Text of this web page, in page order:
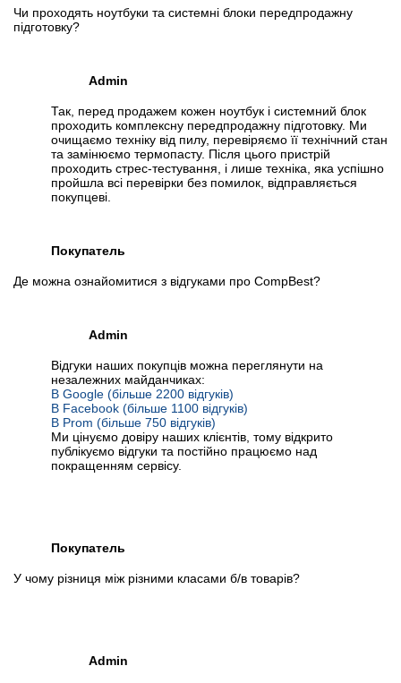
Чи проходять ноутбуки та системні блоки передпродажну
підготовку?
Admin
Так, перед продажем кожен ноутбук і системний блок
проходить комплексну передпродажну підготовку. Ми
очищаємо техніку від пилу, перевіряємо її технічний стан
та замінюємо термопасту. Після цього пристрій
проходить стрес-тестування, і лише техніка, яка успішно
пройшла всі перевірки без помилок, відправляється
покупцеві.
Покупатель
Де можна ознайомитися з відгуками про CompBest?
Admin
Відгуки наших покупців можна переглянути на
незалежних майданчиках:
В Google (більше 2200 відгуків)
В Facebook (більше 1100 відгуків)
В Prom (більше 750 відгуків)
Ми цінуємо довіру наших клієнтів, тому відкрито
публікуємо відгуки та постійно працюємо над
покращенням сервісу.
Покупатель
У чому різниця між різними класами б/в товарів?
Admin